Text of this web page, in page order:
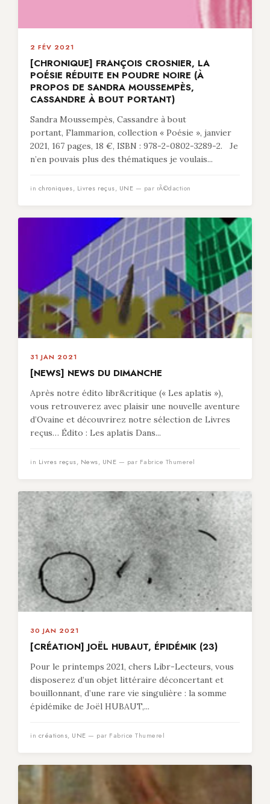
2 FÉV 2021
[CHRONIQUE] FRANÇOIS CROSNIER, LA
POÉSIE RÉDUITE EN POUDRE NOIRE (À
PROPOS DE SANDRA MOUSSEMPÈS,
CASSANDRE À BOUT PORTANT)
Sandra Moussempès, Cassandre à bout
portant, Flammarion, collection « Poésie », janvier
2021, 167 pages, 18 €, ISBN : 978-2-0802-3289-2. Je
n’en pouvais plus des thématiques je voulais...
in chroniques, Livres reçus, UNE — par rÃ©daction
31 JAN 2021
[NEWS] NEWS DU DIMANCHE
Après notre édito libr&critique (« Les aplatis »),
vous retrouverez avec plaisir une nouvelle aventure
d’Ovaine et découvrirez notre sélection de Livres
reçus… Édito : Les aplatis Dans...
in Livres reçus, News, UNE — par Fabrice Thumerel
30 JAN 2021
[CRÉATION] JOËL HUBAUT, ÉPIDÉMIK (23)
Pour le printemps 2021, chers Libr-Lecteurs, vous
disposerez d’un objet littéraire déconcertant et
bouillonnant, d’une rare vie singulière : la somme
épidémike de Joël HUBAUT,...
in créations, UNE — par Fabrice Thumerel